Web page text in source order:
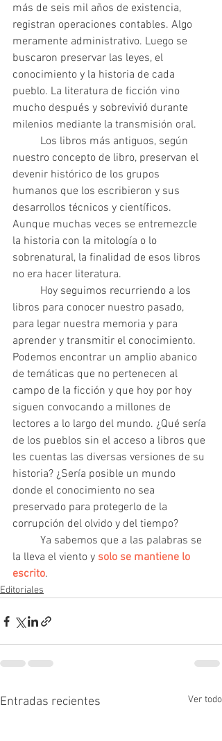
más de seis mil años de existencia,
registran operaciones contables. Algo
meramente administrativo. Luego se
buscaron preservar las leyes, el
conocimiento y la historia de cada
pueblo. La literatura de ficción vino
mucho después y sobrevivió durante
nuestro concepto de libro, preservan el
devenir histórico de los grupos
humanos que los escribieron y sus
desarrollos técnicos y científicos.
Aunque muchas veces se entremezcle
la historia con la mitología o lo
sobrenatural, la finalidad de esos libros
libros para conocer nuestro pasado,
para legar nuestra memoria y para
aprender y transmitir el conocimiento.
Podemos encontrar un amplio abanico
de temáticas que no pertenecen al
campo de la ficción y que hoy por hoy
siguen convocando a millones de
lectores a lo largo del mundo. ¿Qué sería
de los pueblos sin el acceso a libros que
les cuentas las diversas versiones de su
historia? ¿Sería posible un mundo
donde el conocimiento no sea
preservado para protegerlo de la
la lleva el viento y solo se mantiene lo
escrito.
Editoriales
Entradas recientes Ver todo